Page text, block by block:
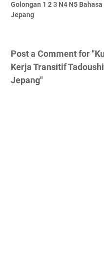
Golongan 1 2 3 N4 N5 Bahasa
Jepang
Post a Comment for
Kerja Transitif
Jepang"